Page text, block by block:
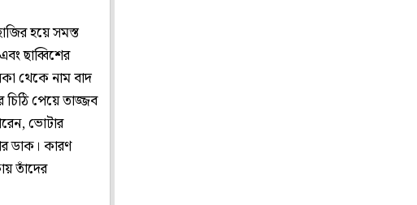
হয়ে সমস্ত
ছাব্বিশের
থেকে নাম বাদ
পেয়ে তাজ্জব
ভোটার
ডাক। কারণ
তাঁদের